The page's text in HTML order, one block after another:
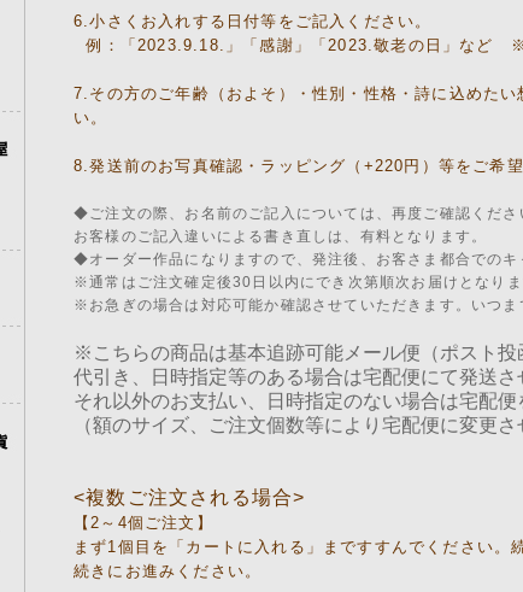
6.小さくお入れする日付等をご記入ください。
例：「2023.9.18.」「感謝」「2023.敬老の日」など ※
7.その方のご年齢（およそ）・性別・性格・詩に込めた
い。
8.発送前のお写真確認・ラッピング（+220円）等をご希
◆ご注文の際、お名前のご記入については、再度ご確認くださ
お客様のご記入違いによる書き直しは、有料となります。
◆オーダー作品になりますので、発注後、お客さま都合でのキ
※通常はご注文確定後30日以内にでき次第順次お届けとなりま
※お急ぎの場合は対応可能か確認させていただきます。いつ
※こちらの商品は基本追跡可能メール便（ポスト投
代引き、日時指定等のある場合は宅配便にて発送さ
それ以外のお支払い、日時指定のない場合は宅配
（額のサイズ、ご注文個数等により宅配便に変更
<複数ご注文される場合>
【2～4個ご注文】
まず1個目を「カートに入れる」まですすんでください
続きにお進みください。